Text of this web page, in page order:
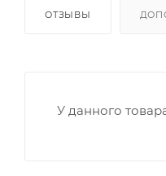
ОТЗЫВЫ
У данного